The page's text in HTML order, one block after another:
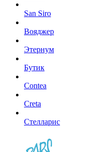
San Siro
Вояджер
Этернум
Бутик
Contea
Creta
Стелларис